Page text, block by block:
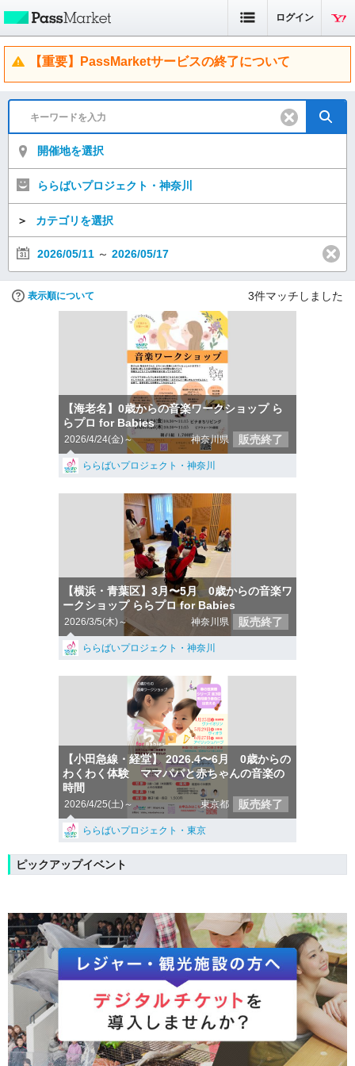
ログイン
【重要】PassMarketサービスの終了について
開催地を選択
ららばいプロジェクト・神奈川
＞ カテゴリを選択
2026/05/11 ～ 2026/05/17
表示順について 3件マッチしました
【海老名】0歳からの音楽ワークショップ ら
らプロ for Babies
2026/4/24(金)～ 神奈川県 販売終了
ららばいプロジェクト・神奈川
【横浜・青葉区】3月〜5月 0歳からの音楽ワ
ークショップ ららプロ for Babies
2026/3/5(木)～ 神奈川県 販売終了
ららばいプロジェクト・神奈川
【小田急線・経堂】 2026.4〜6月 0歳からの
わくわく体験 ママパパと赤ちゃんの音楽の
時間
2026/4/25(土)～ 東京都 販売終了
ららばいプロジェクト・東京
ピックアップイベント